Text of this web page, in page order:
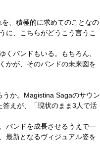
、積極的に求めてのことなの
に、こちらがどうこう言うこ
バンドもいる。もちろん、
かが、そのバンドの未来図を
か。Magistina Sagaのサウン
えが、「現状のまま3人で活
バンドを成長させるうえで一
最新となるヴィジュアル姿を